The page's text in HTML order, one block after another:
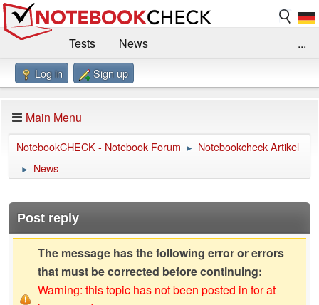
Tests
News
Benchmarks / Technik
Forum
Impressum
...
Log in Sign up
Main Menu
NotebookCHECK - Notebook Forum ► Notebookcheck Artikel
► News
Post reply
The message has the following error or errors
that must be corrected before continuing:
Warning: this topic has not been posted in for at